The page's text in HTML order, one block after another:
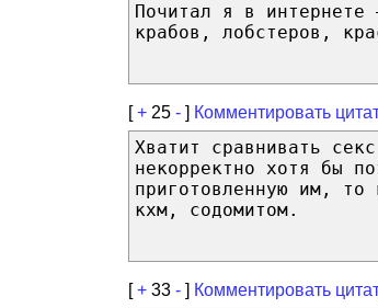
Почитал я в
крабов, лобстеров,
[+ 25 - ] Комментировать
Хватит сравнивать
некорректно хотя бы
приготовленную им,
кхм, содомитом.
[+ 33 - ] Комментировать